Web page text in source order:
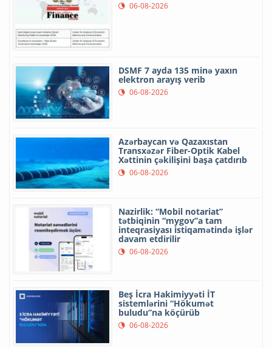
06-08-2026
DSMF 7 ayda 135 minə yaxın
elektron arayış verib
06-08-2026
Azərbaycan və Qazaxıstan
Transxəzər Fiber-Optik Kabel
Xəttinin çəkilişini başa çatdırıb
06-08-2026
Nazirlik: “Mobil notariat”
tətbiqinin “mygov”a tam
inteqrasiyası istiqamətində işlər
davam etdirilir
06-08-2026
Beş İcra Hakimiyyəti İT
sistemlərini “Hökumət
buludu”na köçürüb
06-08-2026